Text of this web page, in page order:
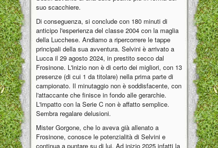
suo scacchiere.
Di conseguenza, si conclude con 180 minuti di
anticipo l'esperienza del classe 2004 con la maglia
della Lucchese. Andiamo a ripercorrere le tappe
principali della sua avventura. Selvini è arrivato a
Lucca il 29 agosto 2024, in prestito secco dal
Frosinone. L'inizio non è di certo dei migliori, con 13
presenze (di cui 1 da titolare) nella prima parte di
campionato. Il minutaggio non è soddisfacente, con
l'attaccante che finisce in fondo alle gerarchie.
L'impatto con la Serie C non è affatto semplice.
Sembra regalare delusioni.
Mister Gorgone, che lo aveva già allenato a
Frosinone, conosce le potenzialità di Selvini e
continua a puntare su di lui. Ad inizio 2025 infatti la